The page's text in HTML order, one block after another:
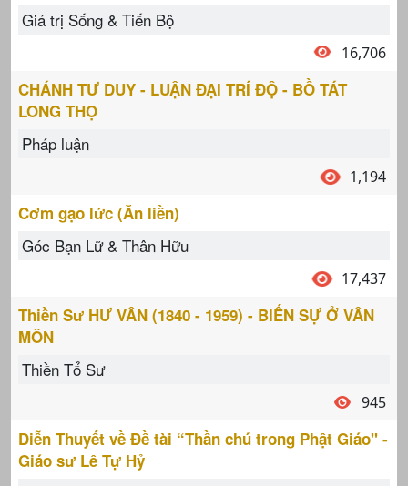
Giá trị Sống & Tiến Bộ
16,706
CHÁNH TƯ DUY - LUẬN ĐẠI TRÍ ĐỘ - BỒ TÁT
LONG THỌ
Pháp luận
1,194
Cơm gạo lức (Ăn liền)
Góc Bạn Lữ & Thân Hữu
17,437
Thiền Sư HƯ VÂN (1840 - 1959) - BIẾN SỰ Ở VÂN
MÔN
Thiền Tổ Sư
945
Diễn Thuyết về Đề tài “Thần chú trong Phật Giáo" -
Giáo sư Lê Tự Hỷ